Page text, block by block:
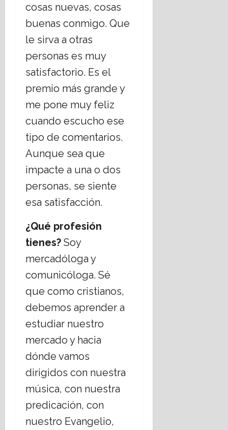
cosas nuevas, cosas
buenas conmigo. Que
le sirva a otras
personas es muy
satisfactorio. Es el
premio más grande y
me pone muy feliz
cuando escucho ese
tipo de comentarios.
Aunque sea que
impacte a una o dos
personas, se siente
esa satisfacción.
¿Qué profesión
tienes? Soy
mercadóloga y
comunicóloga. Sé
que como cristianos,
debemos aprender a
estudiar nuestro
mercado y hacia
dónde vamos
dirigidos con nuestra
música, con nuestra
predicación, con
nuestro Evangelio,